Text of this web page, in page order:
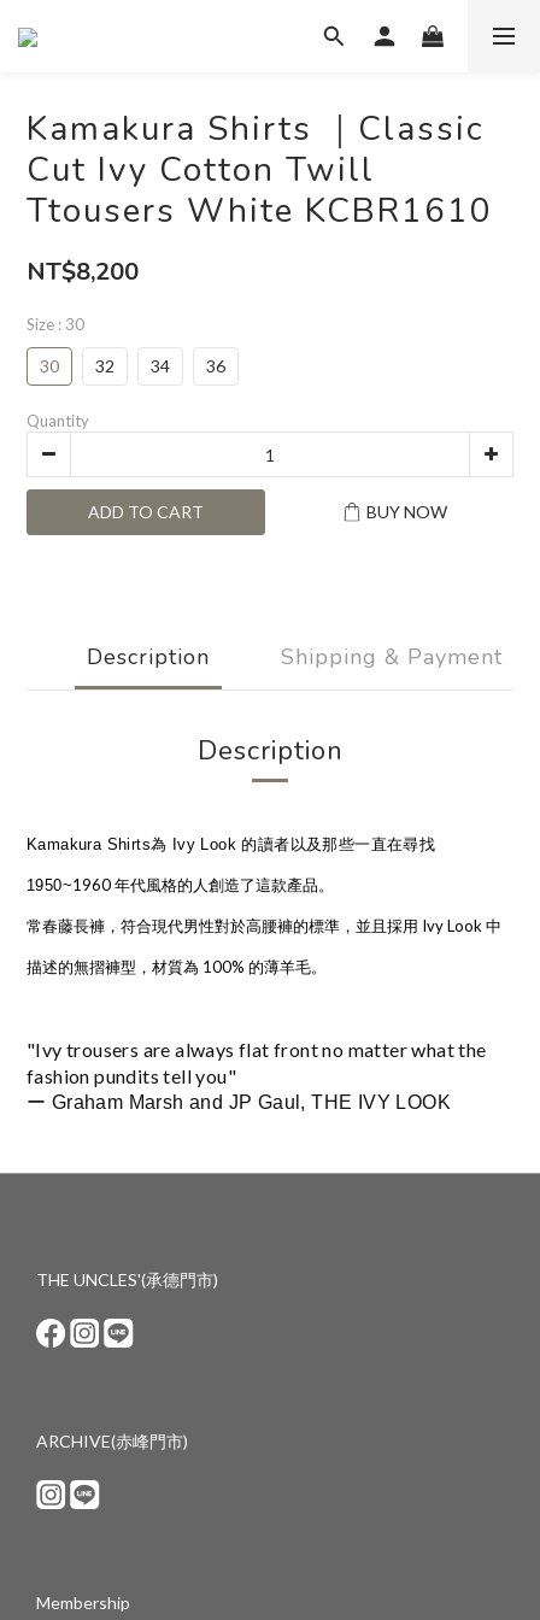
Kamakura Shirts ｜Classic
Cut Ivy Cotton Twill
Ttousers White KCBR1610
NT$8,200
Size : 30
30 32 34 36
Quantity
ADD TO CART BUY NOW
Description Shipping & Payment
Description
Kamakura Shirts為 Ivy Look 的讀者以及那些一直在尋找
1950~1960 年代風格的人創造了這款產品。
常春藤長褲，符合現代男性對於高腰褲的標準，並且採用 Ivy Look 中
描述的無摺褲型，材質為 100% 的薄羊毛。
"Ivy trousers are always flat front no matter what the
fashion pundits tell you"
ー Graham Marsh and JP Gaul, THE IVY LOOK
THE UNCLES'(承德門市)
ARCHIVE(赤峰門市)
Membership